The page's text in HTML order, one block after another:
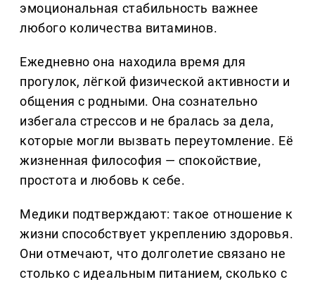
эмоциональная стабильность важнее
любого количества витаминов.
Ежедневно она находила время для
прогулок, лёгкой физической активности и
общения с родными. Она сознательно
избегала стрессов и не бралась за дела,
которые могли вызвать переутомление. Её
жизненная философия — спокойствие,
простота и любовь к себе.
Медики подтверждают: такое отношение к
жизни способствует укреплению здоровья.
Они отмечают, что долголетие связано не
столько с идеальным питанием, сколько с